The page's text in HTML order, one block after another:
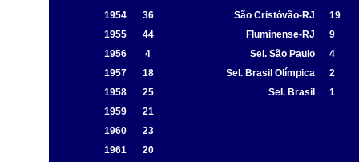
1954
36 São Cristóvão-RJ
19
1955
44 Fluminense-RJ
9
1956
4 Sel. São Paulo
4
1957
18 Sel. Brasil Olímpica
2
1958
25 Sel. Brasil
1
1959
21
1960
23
1961
20